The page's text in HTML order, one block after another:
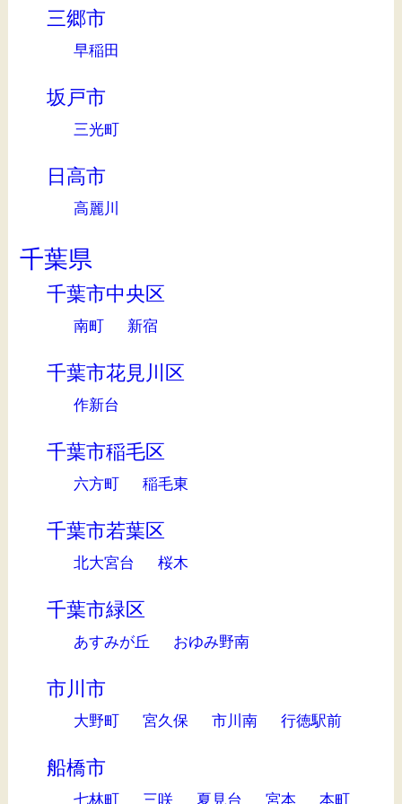
三郷市
早稲田
坂戸市
三光町
日高市
高麗川
千葉県
千葉市中央区
南町 新宿
千葉市花見川区
作新台
千葉市稲毛区
六方町 稲毛東
千葉市若葉区
北大宮台 桜木
千葉市緑区
あすみが丘 おゆみ野南
市川市
大野町 宮久保 市川南 行徳駅前
船橋市
七林町 三咲 夏見台 宮本
本町